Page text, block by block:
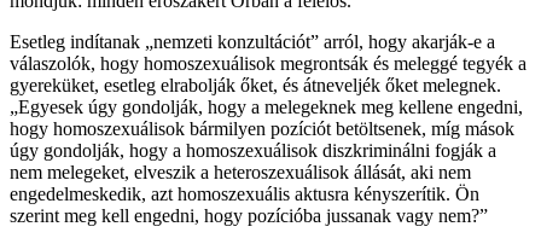
Esetleg indítanak „nemzeti konzultációt” arról, hogy akarják-e a
válaszolók, hogy homoszexuálisok megrontsák és meleggé tegyék a
gyereküket, esetleg elrabolják őket, és átneveljék őket melegnek.
„Egyesek úgy gondolják, hogy a melegeknek meg kellene engedni,
hogy homoszexuálisok bármilyen pozíciót betöltsenek, míg mások
úgy gondolják, hogy a homoszexuálisok diszkriminálni fogják a
nem melegeket, elveszik a heteroszexuálisok állását, aki nem
engedelmeskedik, azt homoszexuális aktusra kényszerítik. Ön
szerint meg kell engedni, hogy pozícióba jussanak vagy nem?”